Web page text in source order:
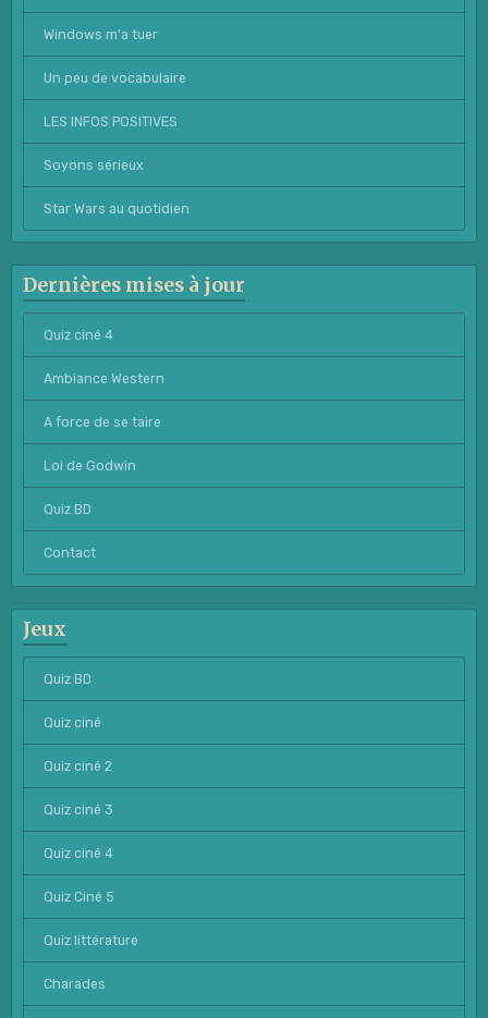
Windows m'a tuer
Un peu de vocabulaire
LES INFOS POSITIVES
Soyons sérieux
Star Wars au quotidien
Dernières mises à jour
Quiz ciné 4
Ambiance Western
A force de se taire
Loi de Godwin
Quiz BD
Contact
Jeux
Quiz BD
Quiz ciné
Quiz ciné 2
Quiz ciné 3
Quiz ciné 4
Quiz Ciné 5
Quiz littérature
Charades